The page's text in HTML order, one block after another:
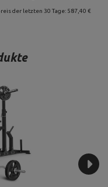
der letzten 30 Tage: 587,40 €